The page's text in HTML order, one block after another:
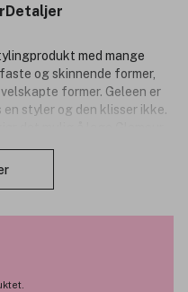
Detaljer
med mange
og skinnende former,
former. Geleen er
styler og den klisser ikke.
frisyrer. New York City-
og mote verdenens favoritt